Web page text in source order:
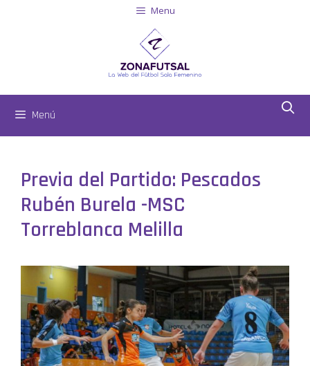
Menu
Menú
Previa del Partido: Pescados
Rubén Burela -MSC
Torreblanca Melilla